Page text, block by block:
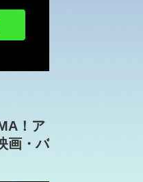
！ア
画・バ